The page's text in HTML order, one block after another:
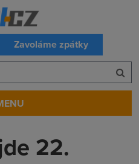
Zavoláme zpátky
22.